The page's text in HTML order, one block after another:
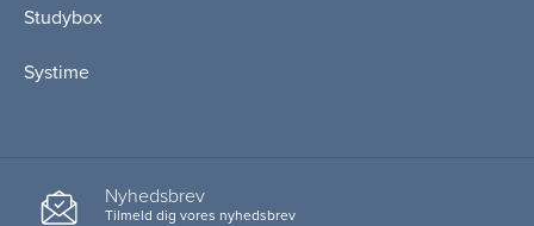
Studybox
Systime
Nyhedsbrev
Tilmeld dig vores nyhedsbrev